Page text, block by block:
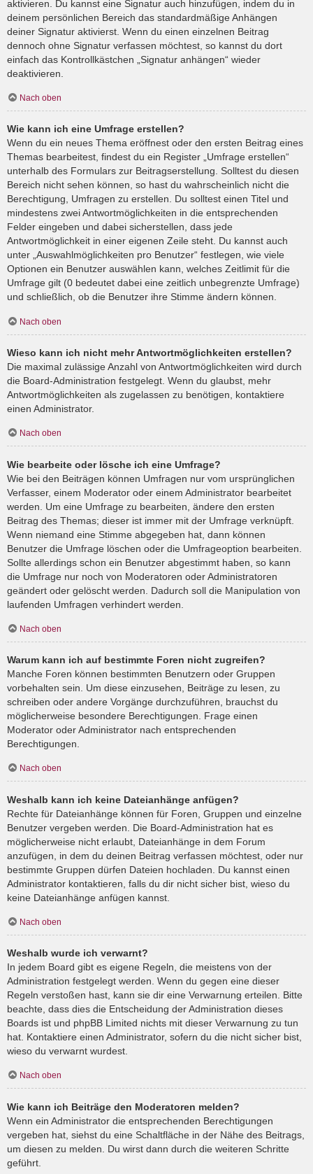
aktivieren. Du kannst eine Signatur auch hinzufügen, indem du in
deinem persönlichen Bereich das standardmäßige Anhängen
deiner Signatur aktivierst. Wenn du einen einzelnen Beitrag
dennoch ohne Signatur verfassen möchtest, so kannst du dort
einfach das Kontrollkästchen „Signatur anhängen“ wieder
deaktivieren.
Nach oben
Wie kann ich eine Umfrage erstellen?
Wenn du ein neues Thema eröffnest oder den ersten Beitrag eines
Themas bearbeitest, findest du ein Register „Umfrage erstellen“
unterhalb des Formulars zur Beitragserstellung. Solltest du diesen
Bereich nicht sehen können, so hast du wahrscheinlich nicht die
Berechtigung, Umfragen zu erstellen. Du solltest einen Titel und
mindestens zwei Antwortmöglichkeiten in die entsprechenden
Felder eingeben und dabei sicherstellen, dass jede
Antwortmöglichkeit in einer eigenen Zeile steht. Du kannst auch
unter „Auswahlmöglichkeiten pro Benutzer“ festlegen, wie viele
Optionen ein Benutzer auswählen kann, welches Zeitlimit für die
Umfrage gilt (0 bedeutet dabei eine zeitlich unbegrenzte Umfrage)
und schließlich, ob die Benutzer ihre Stimme ändern können.
Nach oben
Wieso kann ich nicht mehr Antwortmöglichkeiten erstellen?
Die maximal zulässige Anzahl von Antwortmöglichkeiten wird durch
die Board-Administration festgelegt. Wenn du glaubst, mehr
Antwortmöglichkeiten als zugelassen zu benötigen, kontaktiere
einen Administrator.
Nach oben
Wie bearbeite oder lösche ich eine Umfrage?
Wie bei den Beiträgen können Umfragen nur vom ursprünglichen
Verfasser, einem Moderator oder einem Administrator bearbeitet
werden. Um eine Umfrage zu bearbeiten, ändere den ersten
Beitrag des Themas; dieser ist immer mit der Umfrage verknüpft.
Wenn niemand eine Stimme abgegeben hat, dann können
Benutzer die Umfrage löschen oder die Umfrageoption bearbeiten.
Sollte allerdings schon ein Benutzer abgestimmt haben, so kann
die Umfrage nur noch von Moderatoren oder Administratoren
geändert oder gelöscht werden. Dadurch soll die Manipulation von
laufenden Umfragen verhindert werden.
Nach oben
Warum kann ich auf bestimmte Foren nicht zugreifen?
Manche Foren können bestimmten Benutzern oder Gruppen
vorbehalten sein. Um diese einzusehen, Beiträge zu lesen, zu
schreiben oder andere Vorgänge durchzuführen, brauchst du
möglicherweise besondere Berechtigungen. Frage einen
Moderator oder Administrator nach entsprechenden
Berechtigungen.
Nach oben
Weshalb kann ich keine Dateianhänge anfügen?
Rechte für Dateianhänge können für Foren, Gruppen und einzelne
Benutzer vergeben werden. Die Board-Administration hat es
möglicherweise nicht erlaubt, Dateianhänge in dem Forum
anzufügen, in dem du deinen Beitrag verfassen möchtest, oder nur
bestimmte Gruppen dürfen Dateien hochladen. Du kannst einen
Administrator kontaktieren, falls du dir nicht sicher bist, wieso du
keine Dateianhänge anfügen kannst.
Nach oben
Weshalb wurde ich verwarnt?
In jedem Board gibt es eigene Regeln, die meistens von der
Administration festgelegt werden. Wenn du gegen eine dieser
Regeln verstoßen hast, kann sie dir eine Verwarnung erteilen. Bitte
beachte, dass dies die Entscheidung der Administration dieses
Boards ist und phpBB Limited nichts mit dieser Verwarnung zu tun
hat. Kontaktiere einen Administrator, sofern du die nicht sicher bist,
wieso du verwarnt wurdest.
Nach oben
Wie kann ich Beiträge den Moderatoren melden?
Wenn ein Administrator die entsprechenden Berechtigungen
vergeben hat, siehst du eine Schaltfläche in der Nähe des Beitrags,
um diesen zu melden. Du wirst dann durch die weiteren Schritte
geführt.